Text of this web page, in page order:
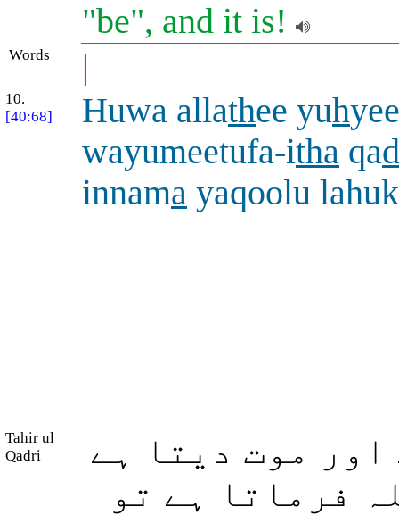
"be", and it is!
Words |
10.
[40:68]
Huwa allathee yuhyee
wayumeetufa-itha qa
innama yaqoolu
Tahir ul
Qadri
موت دیتا ہے
فرماتا ہے تو